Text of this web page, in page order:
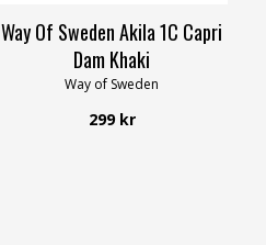
Way Of Sweden Akila 1C Capri
Dam Khaki
Way of Sweden
299 kr